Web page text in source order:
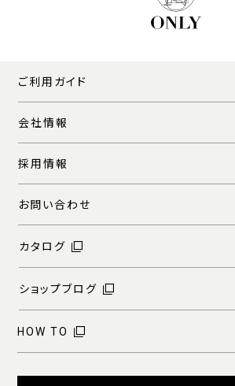
ご利用ガイド
会社情報
採用情報
お問い合わせ
カタログ
ショップブログ
HOW TO